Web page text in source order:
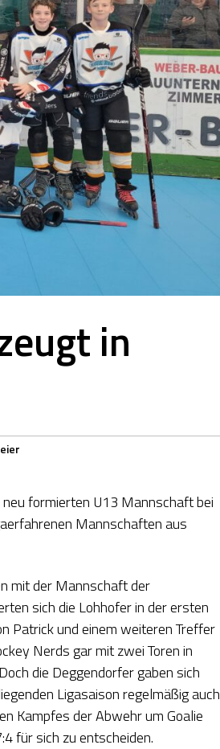
in
formierten U13 Mannschaft bei
Mannschaften aus
mit der Mannschaft der
sich die Lohhofer in der ersten
Patrick und einem weiteren Treffer
Nerds gar mit zwei Toren in
die Deggendorfer gaben sich
Ligasaison regelmäßig auch
Kampfes der Abwehr um Goalie
für sich zu entscheiden.